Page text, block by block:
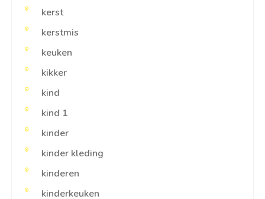
kerst
kerstmis
keuken
kikker
kind
kind 1
kinder
kinder kleding
kinderen
kinderkeuken